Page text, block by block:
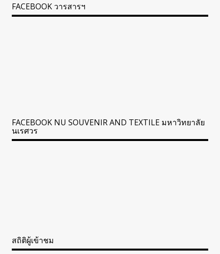
FACEBOOK วารสารฯ
FACEBOOK NU SOUVENIR AND TEXTILE มหาวิทยาลัย
นเรศวร
สถิติผู้เข้าชม